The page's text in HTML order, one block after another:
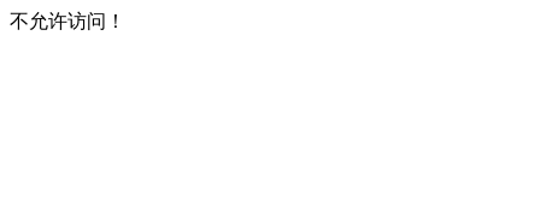
不允许访问！